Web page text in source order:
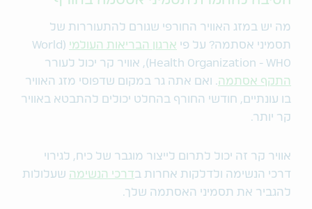
מה יש במזג האוויר החורפי שגורם להתעוררות של
תסמיני אסתמה? על פי ארגון הבריאות העולמי
(World
Health Organization - WHO), אוויר קר יכול לעורר
התקף אסתמה. ואם אתה גר במקום שדפוסי מזג האוויר
בו עונתיים, חודשי החורף בהחלט יכולים להתבטא באוויר
קר יותר.
אוויר קר זה יכול לתרום לייצור מוגבר של כיח, לגירוי
דרכי הנשימה ולדלקות אחרות בדרכי הנשימה שעלולות
להגביר את תסמיני האסתמה שלך.